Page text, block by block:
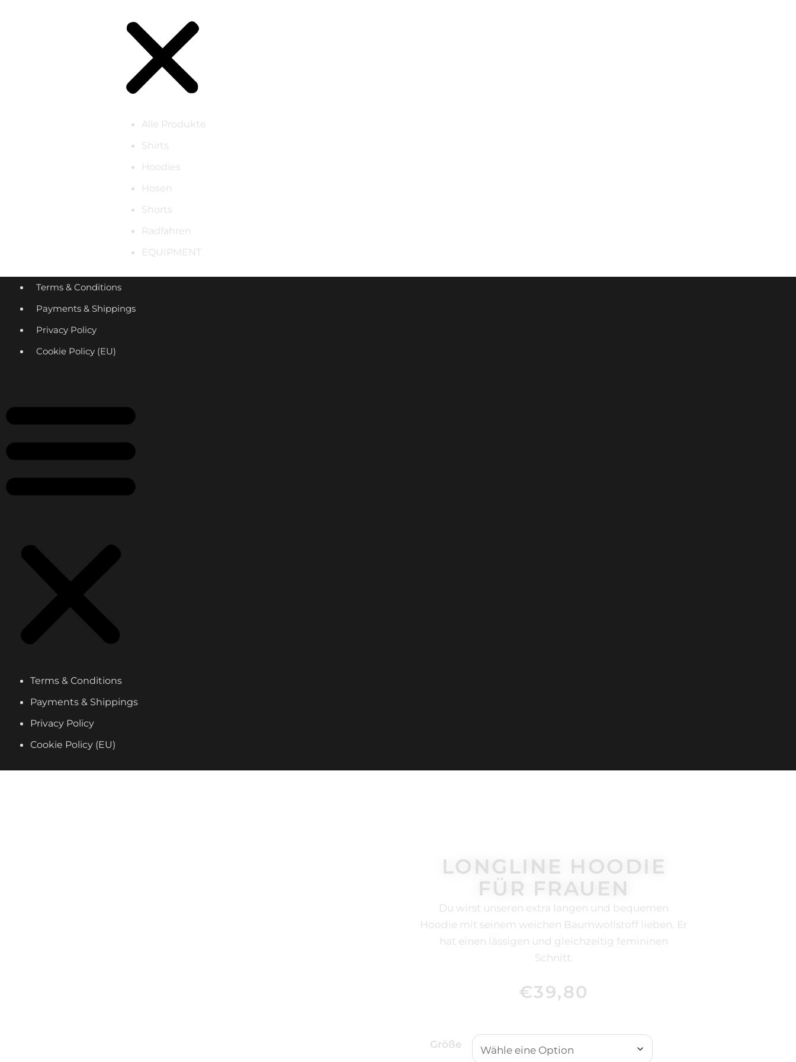
Alle Produkte
Shirts
Hoodies
Hosen
Shorts
Radfahren
EQUIPMENT
Terms & Conditions
Payments & Shippings
Privacy Policy
Cookie Policy (EU)
Terms & Conditions
Payments & Shippings
Privacy Policy
Cookie Policy (EU)
LONGLINE HOODIE
FÜR FRAUEN
Du wirst unseren extra langen und bequemen
Hoodie mit seinem weichen Baumwollstoff lieben. Er
hat einen lässigen und gleichzeitig femininen
Schnitt.
€39,80
Größe
WOMEN'S
LONGLINE